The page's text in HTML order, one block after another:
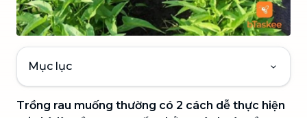
Mục lục
Trồng rau muống thường có 2 cách dễ thực hiện